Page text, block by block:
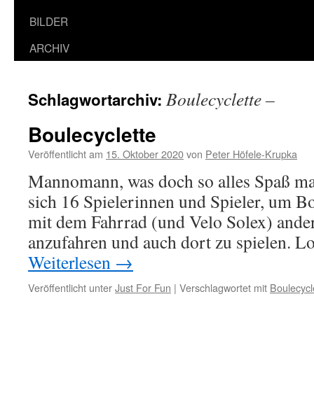
BILDER
ARCHIV
Schlagwortarchiv: Boulecyclette –
Boulecyclette
Veröffentlicht am 15. Oktober 2020von Peter Höfele-Krupka
Mannomann, was doch so alles Spaß
sich 16 Spielerinnen und Spieler, um
mit dem Fahrrad (und Velo Solex)
anzufahren und auch dort zu spielen.
Weiterlesen →
Veröffentlicht unterJust For Fun | Verschlagwortet mit